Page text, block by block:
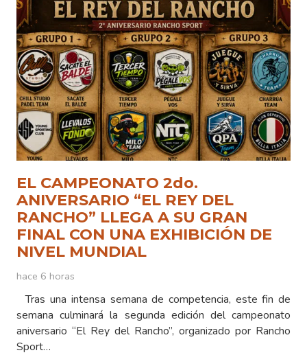
EL CAMPEONATO 2do.
ANIVERSARIO “EL REY DEL
RANCHO” LLEGA A SU GRAN
FINAL CON UNA EXHIBICIÓN DE
NIVEL MUNDIAL
hace 6 horas
Tras una intensa semana de competencia, este fin de
semana culminará la segunda edición del campeonato
aniversario “El Rey del Rancho”, organizado por Rancho
Sport…